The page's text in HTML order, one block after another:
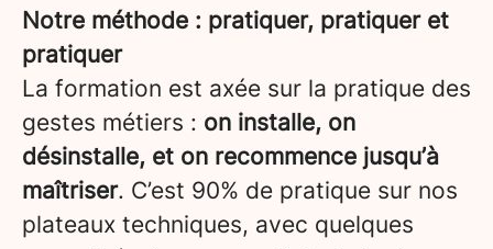
Notre méthode : pratiquer, pratiquer et
pratiquer
La formation est axée sur la pratique des
gestes métiers : on installe, on
désinstalle, et on recommence jusqu’à
maîtriser. C’est 90% de pratique sur nos
plateaux techniques, avec quelques